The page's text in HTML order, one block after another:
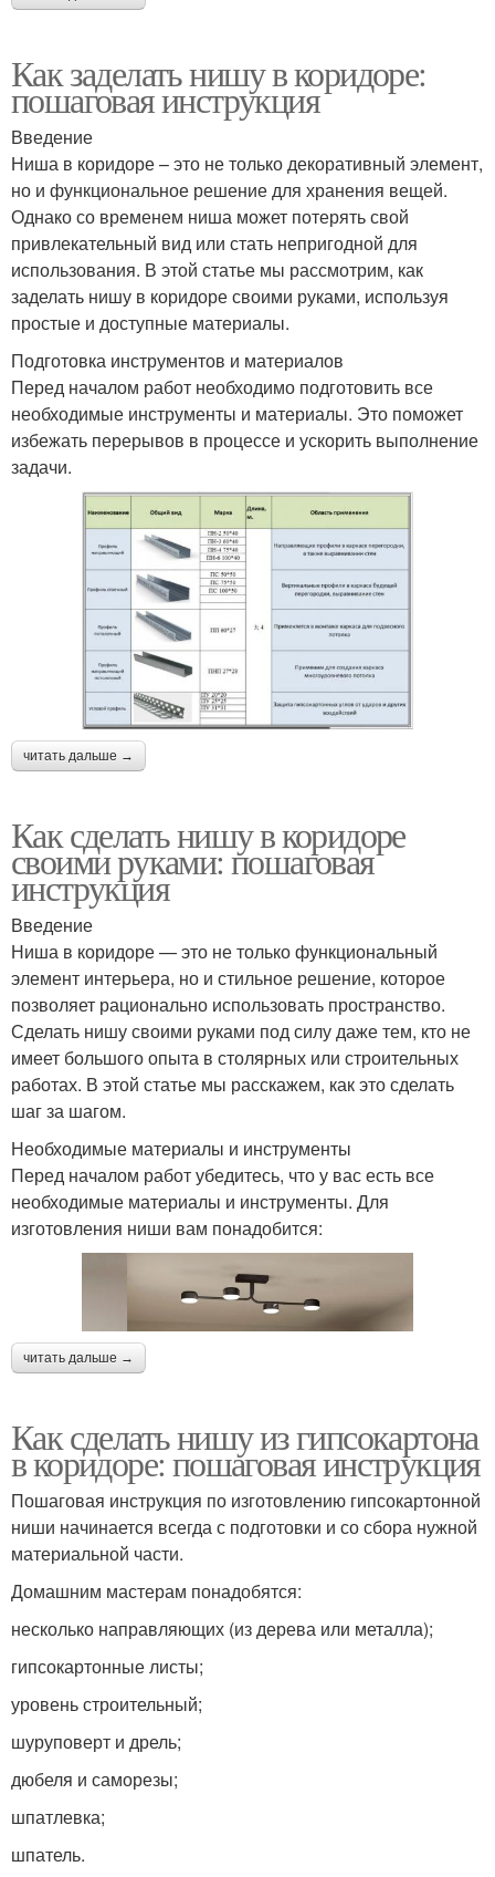
Как заделать нишу в коридоре:
пошаговая инструкция
Введение
Ниша в коридоре – это не только декоративный элемент,
но и функциональное решение для хранения вещей.
Однако со временем ниша может потерять свой
привлекательный вид или стать непригодной для
использования. В этой статье мы рассмотрим, как
заделать нишу в коридоре своими руками, используя
простые и доступные материалы.
Подготовка инструментов и материалов
Перед началом работ необходимо подготовить все
необходимые инструменты и материалы. Это поможет
избежать перерывов в процессе и ускорить выполнение
задачи.
читать дальше →
Как сделать нишу в коридоре
своими руками: пошаговая
инструкция
Введение
Ниша в коридоре — это не только функциональный
элемент интерьера, но и стильное решение, которое
позволяет рационально использовать пространство.
Сделать нишу своими руками под силу даже тем, кто не
имеет большого опыта в столярных или строительных
работах. В этой статье мы расскажем, как это сделать
шаг за шагом.
Необходимые материалы и инструменты
Перед началом работ убедитесь, что у вас есть все
необходимые материалы и инструменты. Для
изготовления ниши вам понадобится:
читать дальше →
Как сделать нишу из гипсокартона
в коридоре: пошаговая инструкция
Пошаговая инструкция по изготовлению гипсокартонной
ниши начинается всегда с подготовки и со сбора нужной
материальной части.
Домашним мастерам понадобятся:
несколько направляющих (из дерева или металла);
гипсокартонные листы;
уровень строительный;
шуруповерт и дрель;
дюбеля и саморезы;
шпатлевка;
шпатель.